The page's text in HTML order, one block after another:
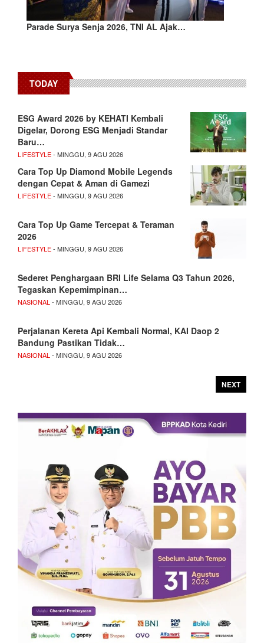
Parade Surya Senja 2026, TNI AL Ajak…
TODAY
ESG Award 2026 by KEHATI Kembali
Digelar, Dorong ESG Menjadi Standar
Baru…
LIFESTYLE- MINGGU, 9 AGU 2026
Cara Top Up Diamond Mobile Legends
dengan Cepat & Aman di Gamezi
LIFESTYLE- MINGGU, 9 AGU 2026
Cara Top Up Game Tercepat & Teraman
2026
LIFESTYLE- MINGGU, 9 AGU 2026
Sederet Penghargaan BRI Life Selama Q3 Tahun 2026,
Tegaskan Kepemimpinan…
NASIONAL- MINGGU, 9 AGU 2026
Perjalanan Kereta Api Kembali Normal, KAI Daop 2
Bandung Pastikan Tidak…
NASIONAL- MINGGU, 9 AGU 2026
NEXT